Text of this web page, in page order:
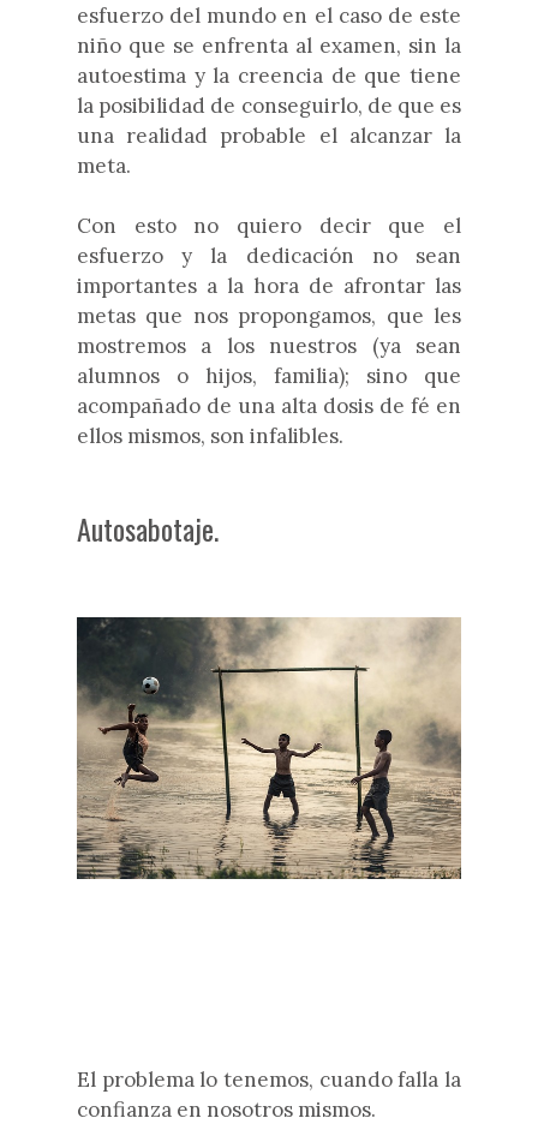
esfuerzo del mundo en el caso de este
niño que se enfrenta al examen, sin la
autoestima y la creencia de que tiene
la posibilidad de conseguirlo, de que es
una realidad probable el alcanzar la
meta.
Con esto no quiero decir que el
esfuerzo y la dedicación no sean
importantes a la hora de afrontar las
metas que nos propongamos, que les
mostremos a los nuestros (ya sean
alumnos o hijos, familia); sino que
acompañado de una alta dosis de fé en
ellos mismos, son infalibles.
Autosabotaje.
El problema lo tenemos, cuando falla la
confianza en nosotros mismos.